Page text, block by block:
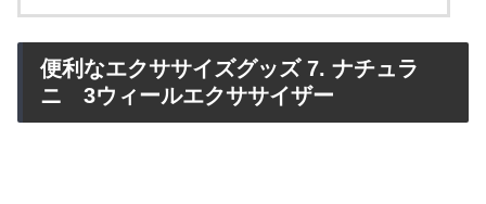
便利なエクササイズグッズ 7. ナチュラ
ニ 3ウィールエクササイザー